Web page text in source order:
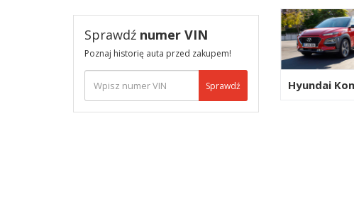
Hyundai
Sprawdź numer VIN
Poznaj historię auta przed zakupem!
Sprawdź